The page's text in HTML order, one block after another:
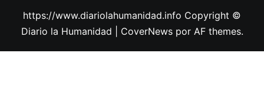
https://www.diariolahumanidad.info Copyright ©
Diario la Humanidad
CoverNewspor AF themes.